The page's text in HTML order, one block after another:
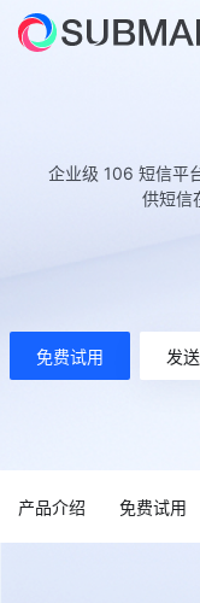
企业级 106 短信平
供短信
免费试用 发
产品介绍 免费试用